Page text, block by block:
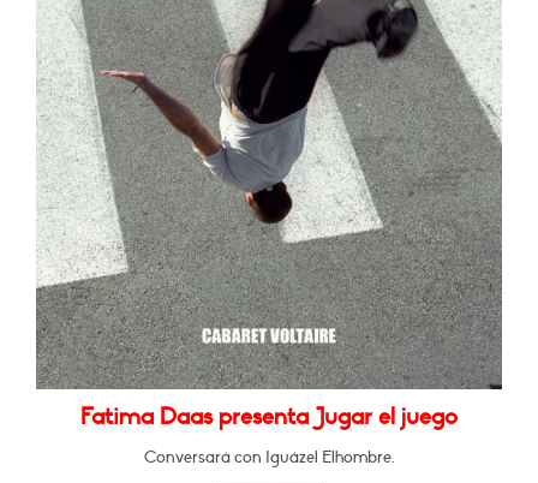
Fatima Daas presenta Jugar el juego
Conversará con Iguázel Elhombre.